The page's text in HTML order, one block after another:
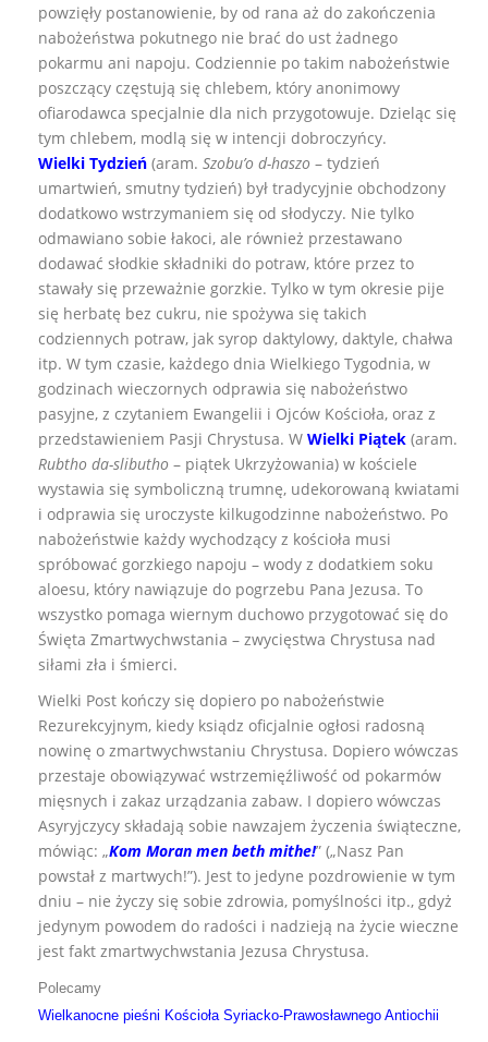
powzięły postanowienie, by od rana aż do zakończenia
nabożeństwa pokutnego nie brać do ust żadnego
pokarmu ani napoju. Codziennie po takim nabożeństwie
poszczący częstują się chlebem, który anonimowy
ofiarodawca specjalnie dla nich przygotowuje. Dzieląc się
tym chlebem, modlą się w intencji dobroczyńcy.
Wielki Tydzień (aram. Szobu’o d-haszo – tydzień
umartwień, smutny tydzień) był tradycyjnie obchodzony
dodatkowo wstrzymaniem się od słodyczy. Nie tylko
odmawiano sobie łakoci, ale również przestawano
dodawać słodkie składniki do potraw, które przez to
stawały się przeważnie gorzkie. Tylko w tym okresie pije
się herbatę bez cukru, nie spożywa się takich
codziennych potraw, jak syrop daktylowy, daktyle, chałwa
itp. W tym czasie, każdego dnia Wielkiego Tygodnia, w
godzinach wieczornych odprawia się nabożeństwo
pasyjne, z czytaniem Ewangelii i Ojców Kościoła, oraz z
przedstawieniem Pasji Chrystusa. W Wielki Piątek (aram.
Rubtho da-slibutho – piątek Ukrzyżowania) w kościele
wystawia się symboliczną trumnę, udekorowaną kwiatami
i odprawia się uroczyste kilkugodzinne nabożeństwo. Po
nabożeństwie każdy wychodzący z kościoła musi
spróbować gorzkiego napoju – wody z dodatkiem soku
aloesu, który nawiązuje do pogrzebu Pana Jezusa. To
wszystko pomaga wiernym duchowo przygotować się do
Święta Zmartwychwstania – zwycięstwa Chrystusa nad
siłami zła i śmierci.
Wielki Post kończy się dopiero po nabożeństwie
Rezurekcyjnym, kiedy ksiądz oficjalnie ogłosi radosną
nowinę o zmartwychwstaniu Chrystusa. Dopiero wówczas
przestaje obowiązywać wstrzemięźliwość od pokarmów
mięsnych i zakaz urządzania zabaw. I dopiero wówczas
Asyryjczycy składają sobie nawzajem życzenia świąteczne,
mówiąc: „Kom Moran men beth mithe!” („Nasz Pan
powstał z martwych!”). Jest to jedyne pozdrowienie w tym
dniu – nie życzy się sobie zdrowia, pomyślności itp., gdyż
jedynym powodem do radości i nadzieją na życie wieczne
jest fakt zmartwychwstania Jezusa Chrystusa.
Polecamy
Wielkanocne pieśni Kościoła Syriacko-Prawosławnego Antiochii